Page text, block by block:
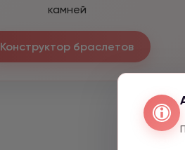
камней
Конструктор браслетов